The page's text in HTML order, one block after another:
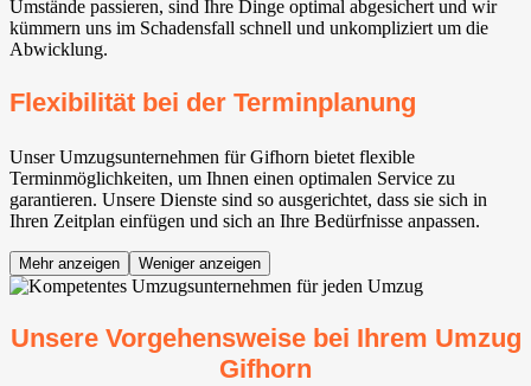
Umstände passieren, sind Ihre Dinge optimal abgesichert und wir
kümmern uns im Schadensfall schnell und unkompliziert um die
Abwicklung.
Flexibilität bei der Terminplanung
Unser Umzugsunternehmen für Gifhorn bietet flexible
Terminmöglichkeiten, um Ihnen einen optimalen Service zu
garantieren. Unsere Dienste sind so ausgerichtet, dass sie sich in
Ihren Zeitplan einfügen und sich an Ihre Bedürfnisse anpassen.
Mehr anzeigen Weniger anzeigen
Unsere Vorgehensweise bei Ihrem Umzug
Gifhorn